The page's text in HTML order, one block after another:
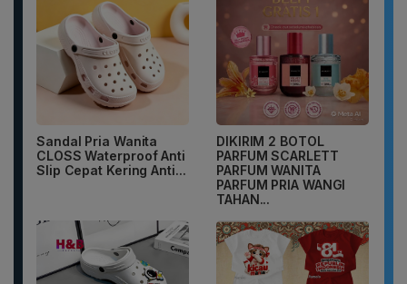
Sandal Pria Wanita
CLOSS Waterproof Anti
Slip Cepat Kering Anti...
DIKIRIM 2 BOTOL
PARFUM SCARLETT
PARFUM WANITA
PARFUM PRIA WANGI
TAHAN...